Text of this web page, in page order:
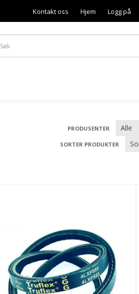
Kontakt oss Hjem Logg på
PRODUSENTER
SORTER PRODUKTER